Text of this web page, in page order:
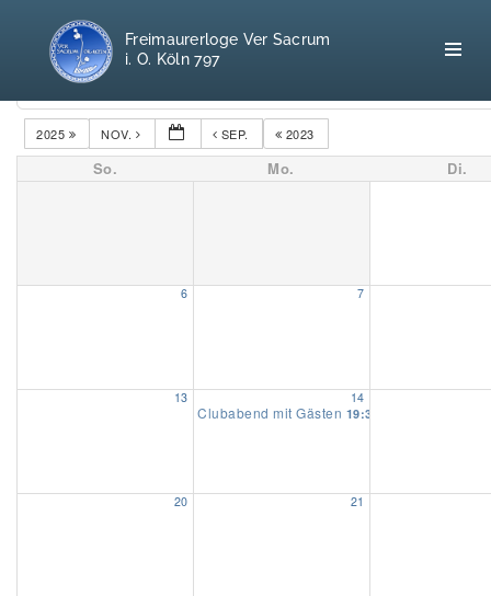
Freimaurerloge Ver Sacrum
i. O. Köln 797
Kategorien
2023
SEP.
NOV.
2025
So. Mo. Di.
6 7
13 14
Clubabend mit Gästen 19:30
20 21